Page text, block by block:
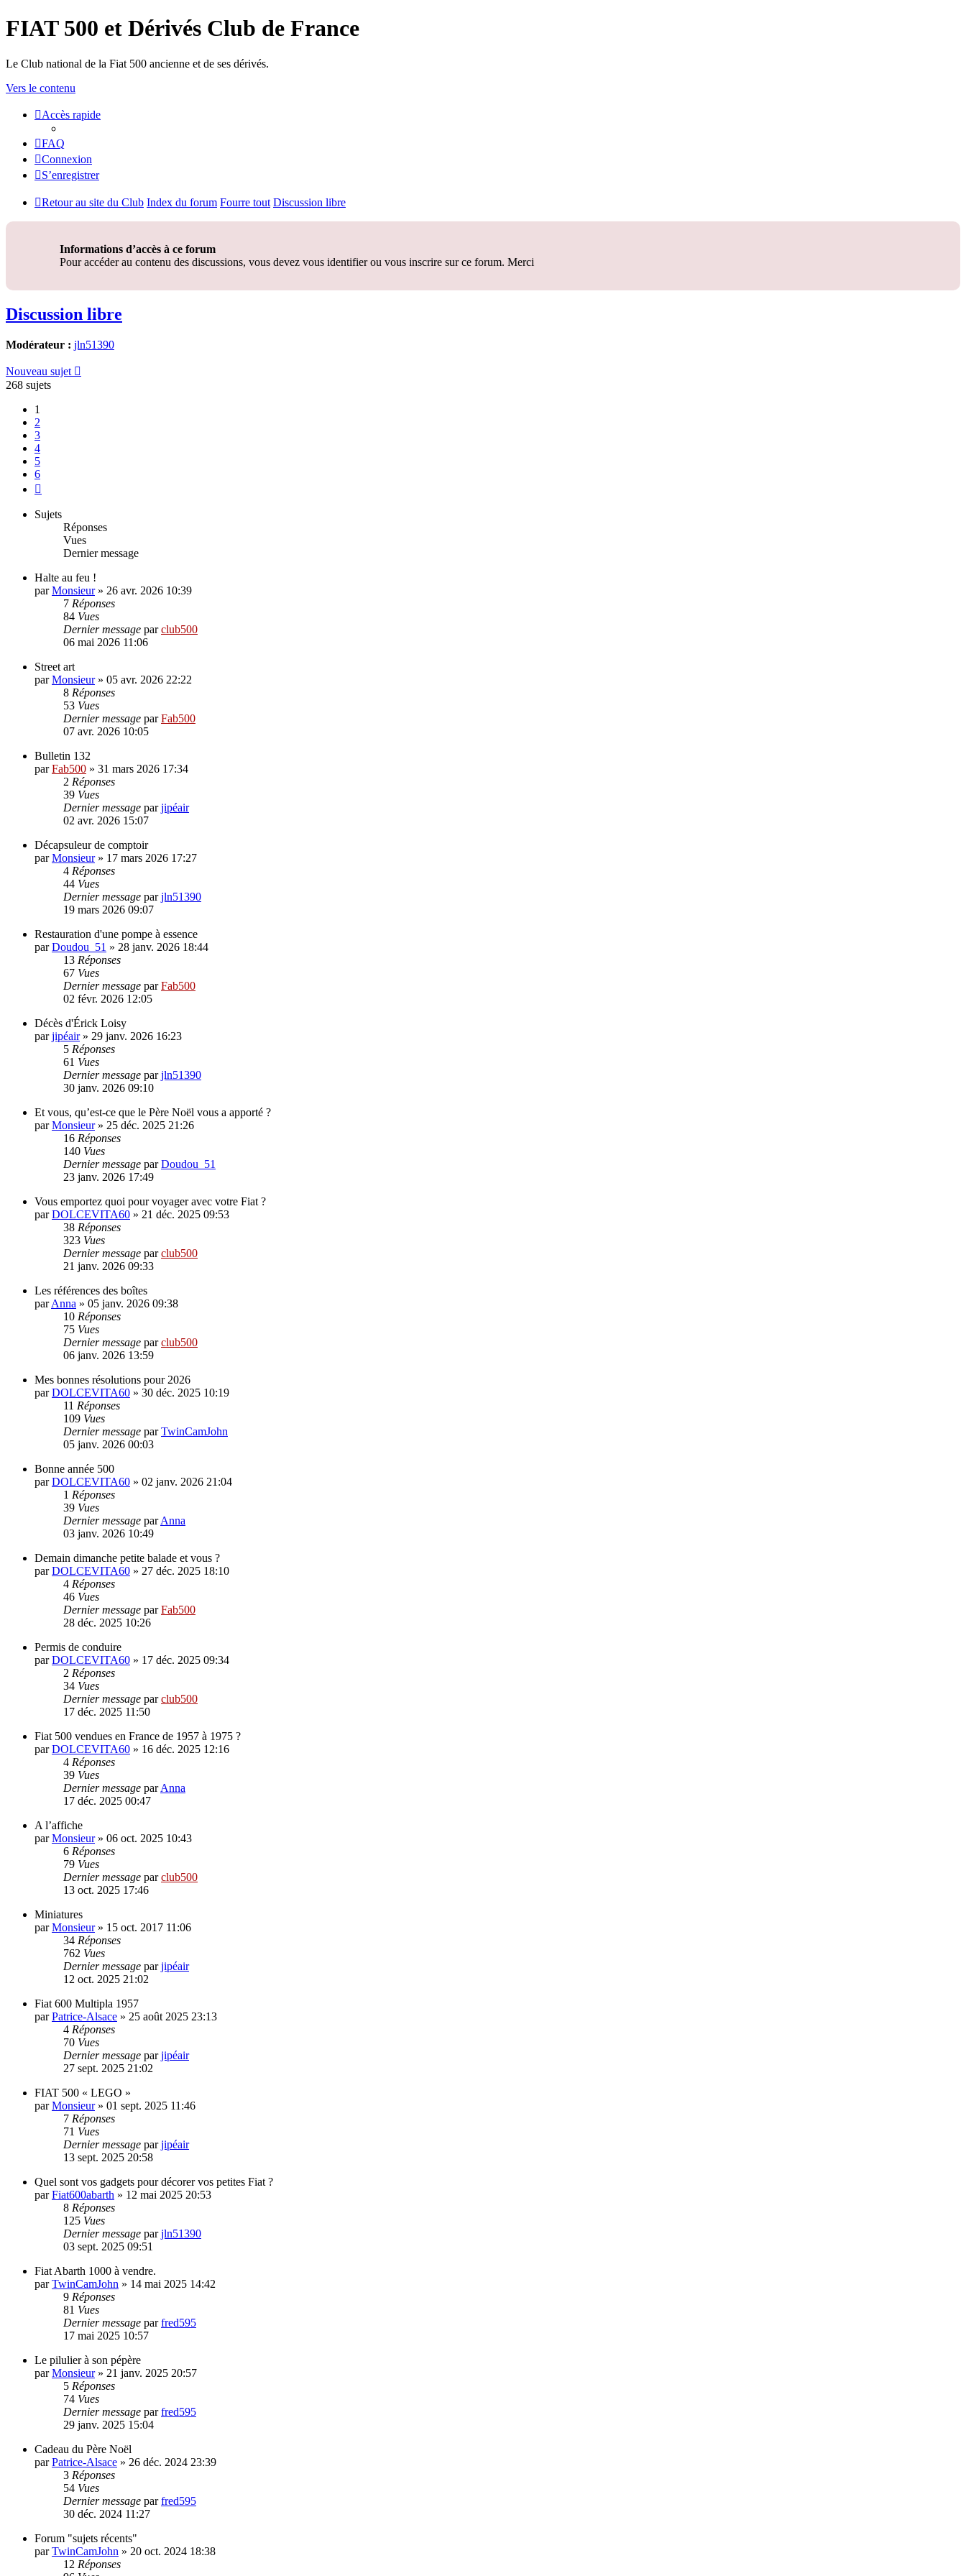
FIAT 500 et Dérivés Club de France
Le Club national de la Fiat 500 ancienne et de ses dérivés.
Vers le contenu
Accès rapide
FAQ
Connexion
S’enregistrer
Retour au site du Club Index du forum Fourre tout Discussion libre
Informations d’accès à ce forum
Pour accéder au contenu des discussions, vous devez vous identifier ou vous inscrire sur ce forum. Merci
Discussion libre
Modérateur : jln51390
Nouveau sujet
268 sujets
1
2
3
4
5
6
Sujets
Réponses
Vues
Dernier message
Halte au feu !
parMonsieur» 26 avr. 2026 10:39
7 Réponses
84 Vues
Dernier message parclub500
06 mai 2026 11:06
Street art
parMonsieur» 05 avr. 2026 22:22
8 Réponses
53 Vues
Dernier message parFab500
07 avr. 2026 10:05
Bulletin 132
parFab500 » 31 mars 2026 17:34
2 Réponses
39 Vues
Dernier message parjipéair
02 avr. 2026 15:07
Décapsuleur de comptoir
parMonsieur» 17 mars 2026 17:27
4 Réponses
44 Vues
Dernier message parjln51390
19 mars 2026 09:07
Restauration d'une pompe à essence
parDoudou_51 » 28 janv. 2026 18:44
13 Réponses
67 Vues
Dernier message parFab500
02 févr. 2026 12:05
Décès d'Érick Loisy
parjipéair» 29 janv. 2026 16:23
5 Réponses
61 Vues
Dernier message parjln51390
30 janv. 2026 09:10
Et vous, qu’est-ce que le Père Noël vous a apporté ?
parMonsieur» 25 déc. 2025 21:26
16 Réponses
140 Vues
Dernier message parDoudou_51
23 janv. 2026 17:49
Vous emportez quoi pour voyager avec votre Fiat ?
parDOLCEVITA60 » 21 déc. 2025 09:53
38 Réponses
323 Vues
Dernier message parclub500
21 janv. 2026 09:33
Les références des boîtes
parAnna » 05 janv. 2026 09:38
10 Réponses
75 Vues
Dernier message parclub500
06 janv. 2026 13:59
Mes bonnes résolutions pour 2026
parDOLCEVITA60 » 30 déc. 2025 10:19
11 Réponses
109 Vues
Dernier message parTwinCamJohn
05 janv. 2026 00:03
Bonne année 500
parDOLCEVITA60 » 02 janv. 2026 21:04
1 Réponses
39 Vues
Dernier message parAnna
03 janv. 2026 10:49
Demain dimanche petite balade et vous ?
parDOLCEVITA60 » 27 déc. 2025 18:10
4 Réponses
46 Vues
Dernier message parFab500
28 déc. 2025 10:26
Permis de conduire
parDOLCEVITA60 » 17 déc. 2025 09:34
2 Réponses
34 Vues
Dernier message parclub500
17 déc. 2025 11:50
Fiat 500 vendues en France de 1957 à 1975 ?
parDOLCEVITA60 » 16 déc. 2025 12:16
4 Réponses
39 Vues
Dernier message parAnna
17 déc. 2025 00:47
A l’affiche
parMonsieur» 06 oct. 2025 10:43
6 Réponses
79 Vues
Dernier message parclub500
13 oct. 2025 17:46
Miniatures
parMonsieur» 15 oct. 2017 11:06
34 Réponses
762 Vues
Dernier message parjipéair
12 oct. 2025 21:02
Fiat 600 Multipla 1957
parPatrice-Alsace » 25 août 2025 23:13
4 Réponses
70 Vues
Dernier message parjipéair
27 sept. 2025 21:02
FIAT 500 « LEGO »
parMonsieur» 01 sept. 2025 11:46
7 Réponses
71 Vues
Dernier message parjipéair
13 sept. 2025 20:58
Quel sont vos gadgets pour décorer vos petites Fiat ?
parFiat600abarth » 12 mai 2025 20:53
8 Réponses
125 Vues
Dernier message parjln51390
03 sept. 2025 09:51
Fiat Abarth 1000 à vendre.
parTwinCamJohn » 14 mai 2025 14:42
9 Réponses
81 Vues
Dernier message parfred595
17 mai 2025 10:57
Le pilulier à son pépère
parMonsieur» 21 janv. 2025 20:57
5 Réponses
74 Vues
Dernier message parfred595
29 janv. 2025 15:04
Cadeau du Père Noël
parPatrice-Alsace » 26 déc. 2024 23:39
3 Réponses
54 Vues
Dernier message parfred595
30 déc. 2024 11:27
Forum "sujets récents"
parTwinCamJohn » 20 oct. 2024 18:38
12 Réponses